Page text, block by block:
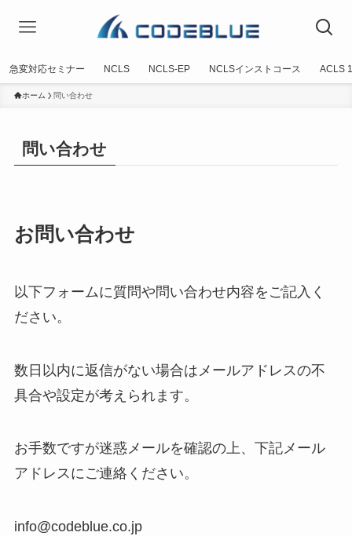
急変対応セミナー NCLS NCLS-EP NCLSインストコース ACLS
ホーム 問い合わせ
問い合わせ
お問い合わせ
以下フォームに質問や問い合わせ内容をご記入く
ださい。
数日以内に返信がない場合はメールアドレスの不
具合や設定が考えられます。
お手数ですが迷惑メールを確認の上、下記メール
アドレスにご連絡ください。
info@codeblue.co.jp